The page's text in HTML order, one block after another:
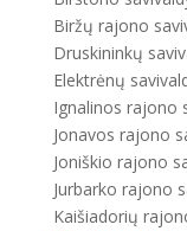
Biržų rajono
Druskininkų
Elektrėnų
Ignalinos rajono
Jonavos rajono
Joniškio rajono
Jurbarko rajono
Kaišiadorių